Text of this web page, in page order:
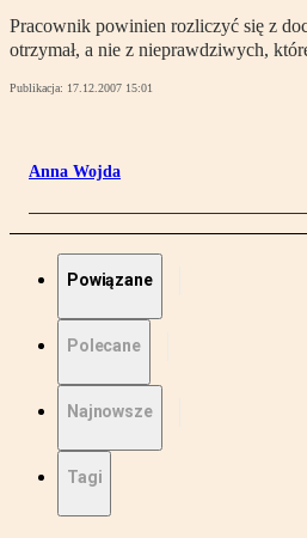
Pracownik powinien rozliczyć się z
otrzymał, a nie z nieprawdziwych,
Publikacja: 17.12.2007 15:01
Anna Wojda
Powiązane
Polecane
Najnowsze
Tagi